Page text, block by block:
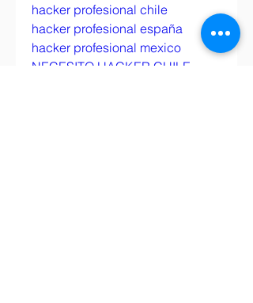
hacker profesional chile
hacker profesional españa
hacker profesional mexico
NECESITO HACKER CHILE